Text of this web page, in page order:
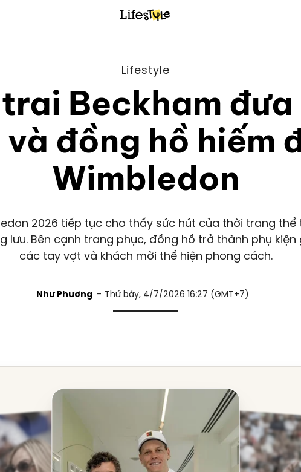
Lifestyle
Beckham đưa
đồng hồ hiếm
Wimbledon
2026 tiếp tục cho thấy sức hút của thời trang thể
lưu. Bên cạnh trang phục, đồng hồ trở thành phụ kiện
các tay vợt và khách mời thể hiện phong cách.
Như Phương Thứ bảy, 4/7/2026 16:27 (GMT+7)